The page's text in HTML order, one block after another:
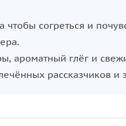
согреться и
ароматный глёг и
рассказчиков и